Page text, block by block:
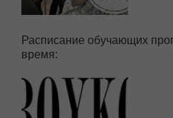
Расписание обучающих
время: